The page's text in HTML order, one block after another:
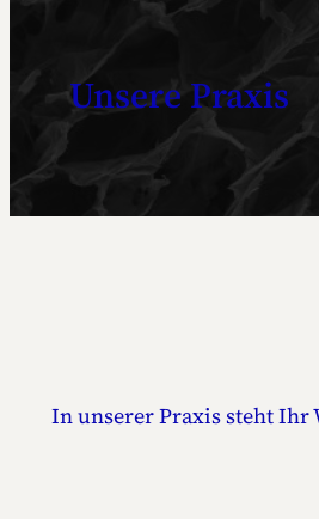
Unsere Praxis
In unserer Praxis steht